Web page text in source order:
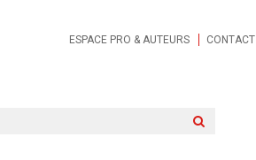
ESPACE PRO & AUTEURS CONTACT